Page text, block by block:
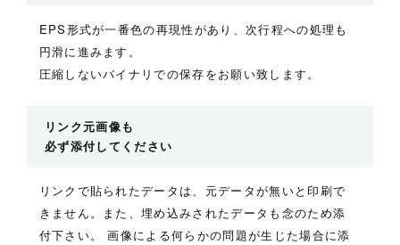
EPS形式が一番色の再現性があり、次行程への処理も
円滑に進みます。
圧縮しないバイナリでの保存をお願い致します。
リンク元画像も
必ず添付してください
リンクで貼られたデータは、元データが無いと印刷で
きません。また、埋め込みされたデータも念のため添
付下さい。 画像による何らかの問題が生じた場合に添